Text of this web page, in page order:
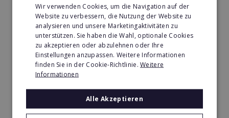
Tier- & Zoobedarf Franchise in Palau
Immobilien Franchise in Palau
Kinder & Erziehung Franchise in Palau
Kosmetik Franchise in Palau
Lebensmittel Franchise in Palau
Medien & Werbung Franchise in Palau
Wir verwenden Cookies, um die Navigation auf der
Website zu verbessern, die Nutzung der Website zu
analysieren und unsere Marketingaktivitäten zu
unterstützen. Sie haben die Wahl, optionale Cookies
zu akzeptieren oder abzulehnen oder Ihre
Einstellungen anzupassen. Weitere Informationen
finden Sie in der Cookie-Richtlinie.Weitere
Informationen
Alle Akzeptieren